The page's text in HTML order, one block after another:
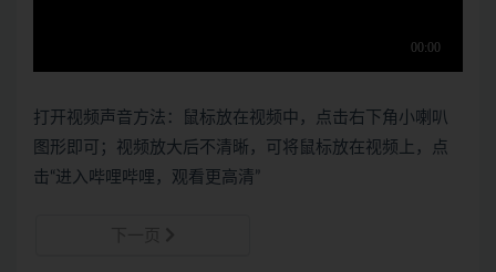
打开视频声音方法：鼠标放在视频中，点击右下角小喇叭
图形即可；视频放大后不清晰，可将鼠标放在视频上，点
击“进入哔哩哔哩，观看更高清”